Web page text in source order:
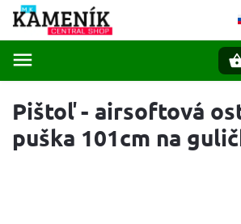
Pištoľ - airsoftová
puška 101cm na